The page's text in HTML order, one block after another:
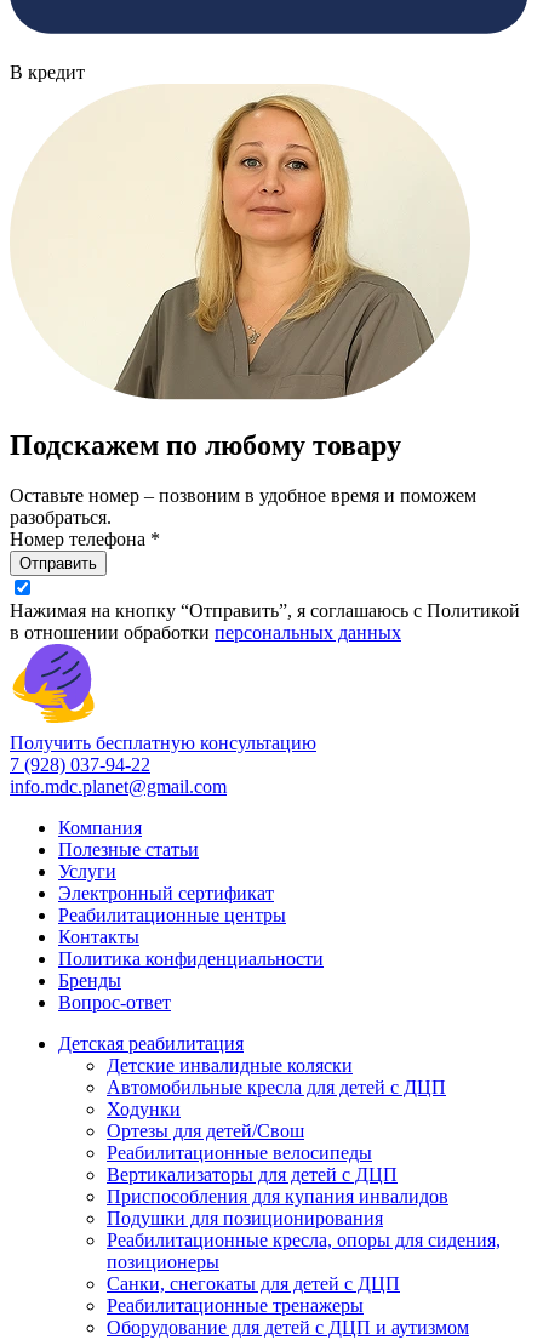
В кредит
Подскажем по любому товару
Оставьте номер – позвоним в удобное время и поможем
разобраться.
Номер телефона *
Отправить
Нажимая на кнопку “Отправить”, я соглашаюсь с Политикой
в отношении обработки персональных данных
Получить бесплатную консультацию
7 (928) 037-94-22
info.mdc.planet@gmail.com
Компания
Полезные статьи
Услуги
Электронный сертификат
Реабилитационные центры
Контакты
Политика конфиденциальности
Бренды
Вопрос-ответ
Детская реабилитация
Детские инвалидные коляски
Автомобильные кресла для детей с ДЦП
Ходунки
Ортезы для детей/Свош
Реабилитационные велосипеды
Вертикализаторы для детей с ДЦП
Приспособления для купания инвалидов
Подушки для позиционирования
Реабилитационные кресла, опоры для сидения,
позиционеры
Санки, снегокаты для детей с ДЦП
Реабилитационные тренажеры
Оборудование для детей с ДЦП и аутизмом